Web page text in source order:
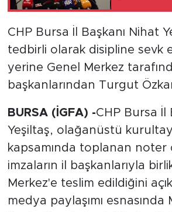
CHP Bursa İl Başkanı Nihat
tedbirli olarak disipline sevk
yerine Genel Merkez
başkanlarından Turgut
BURSA (İGFA) -CHP Bursa İl
Yeşiltaş, olağanüstü
kapsamında toplanan noter
imzaların il başkanlarıyla
Merkez'e teslim edildiğini
medya paylaşımı esnasında